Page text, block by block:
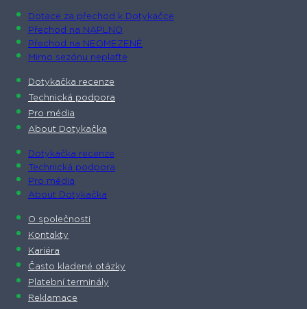
Dotace za přechod k Dotykačce
Přechod na NAPLNO
Přechod na NEOMEZENĚ
Mimo sezónu neplaťte
Dotykačka recenze
Technická podpora
Pro média
About Dotykačka
Dotykačka recenze
Technická podpora
Pro média
About Dotykačka
O společnosti
Kontakty
Kariéra
Často kladené otázky
Platební terminály
Reklamace